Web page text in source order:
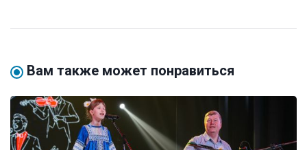
Вам также может понравиться